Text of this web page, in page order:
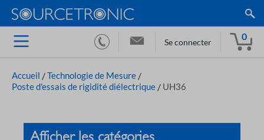
Se connecter
0
Accueil /Technologie de Mesure /
Poste d'essais de rigidité diélectrique / UH36
Afficher les catégories